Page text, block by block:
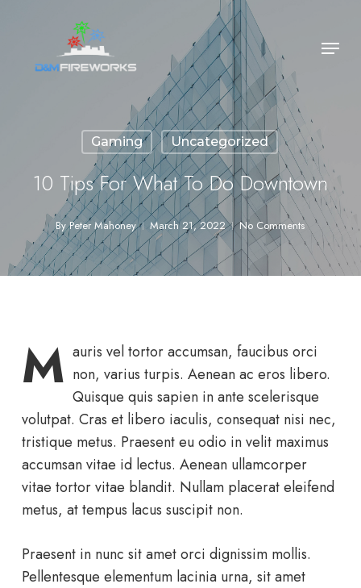
content
Menu
Gaming Uncategorized
10 Tips For What To Do Downtown
By Peter Mahoney March 21, 2022 No Comments
M auris vel tortor accumsan, faucibus orci
non, varius turpis. Aenean ac eros libero.
Quisque quis sapien in ante scelerisque
volutpat. Cras et libero iaculis, consequat nisi nec,
tristique metus. Praesent eu odio in velit maximus
accumsan vitae id lectus. Aenean ullamcorper
vitae tortor vitae blandit. Nullam placerat eleifend
metus, at tempus lacus suscipit non.
Praesent in nunc sit amet orci dignissim mollis.
Pellentesque elementum lacinia urna, sit amet